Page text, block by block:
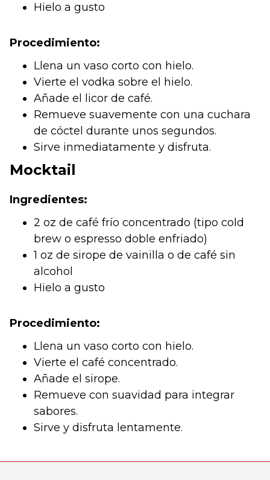
Hielo a gusto
Procedimiento:
Llena un vaso corto con hielo.
Vierte el vodka sobre el hielo.
Añade el licor de café.
Remueve suavemente con una cuchara
de cóctel durante unos segundos.
Sirve inmediatamente y disfruta.
Mocktail
Ingredientes:
2 oz de café frío concentrado (tipo cold
brew o espresso doble enfriado)
1 oz de sirope de vainilla o de café sin
alcohol
Hielo a gusto
Procedimiento:
Llena un vaso corto con hielo.
Vierte el café concentrado.
Añade el sirope.
Remueve con suavidad para integrar
sabores.
Sirve y disfruta lentamente.